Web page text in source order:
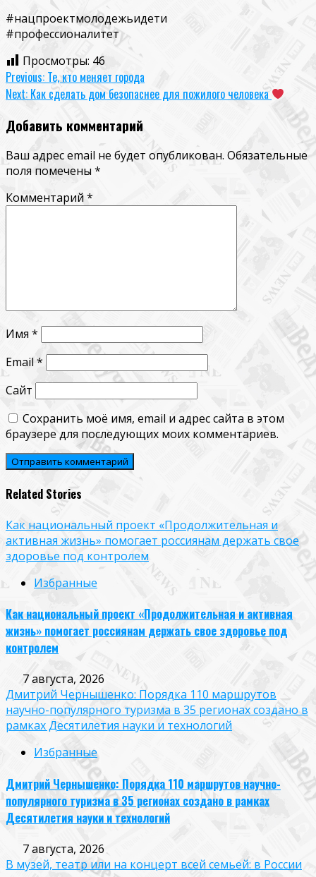
#нацпроектмолодежьидети
#профессионалитет
Просмотры: 46
Continue
Reading
Previous: Те, кто меняет города
Next: Как сделать дом безопаснее для пожилого человека
Добавить комментарий
Ваш адрес email не будет опубликован. Обязательные
поля помечены *
Комментарий*
Имя*
Email*
Сайт
Сохранить моё имя, email и адрес сайта в этом
браузере для последующих моих комментариев.
Related Stories
Как национальный проект «Продолжительная и
активная жизнь» помогает россиянам держать свое
здоровье под контролем
Избранные
Как национальный проект «Продолжительная и активная
жизнь» помогает россиянам держать свое здоровье под
контролем
7 августа, 2026
Дмитрий Чернышенко: Порядка 110 маршрутов
научно-популярного туризма в 35 регионах создано в
рамках Десятилетия науки и технологий
Избранные
Дмитрий Чернышенко: Порядка 110 маршрутов научно-
популярного туризма в 35 регионах создано в рамках
Десятилетия науки и технологий
7 августа, 2026
В музей, театр или на концерт всей семьей: в России